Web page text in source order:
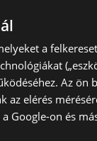
a
Az ön
az elérés
Google-on és